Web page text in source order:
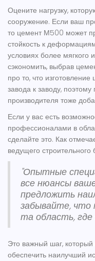
Оцените нагрузку,
сооружение. Если ваш
то цемент М500 может
стойкость к
условиях более мягкого
сэкономить, выбрав
про то, что
завода к заводу,
производителя тоже
Если у вас есть
профессионалами в
сделайте это. Как
ведущего строительного
"Опытные
все нюансы
предложить
забывайте, что
та область,
Это важный шаг,
обеспечить наилучший